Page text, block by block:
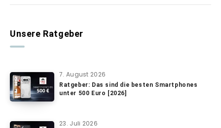
Unsere Ratgeber
7. August 2026
Ratgeber: Das sind die besten Smartphones
unter 500 Euro [2026]
23. Juli 2026